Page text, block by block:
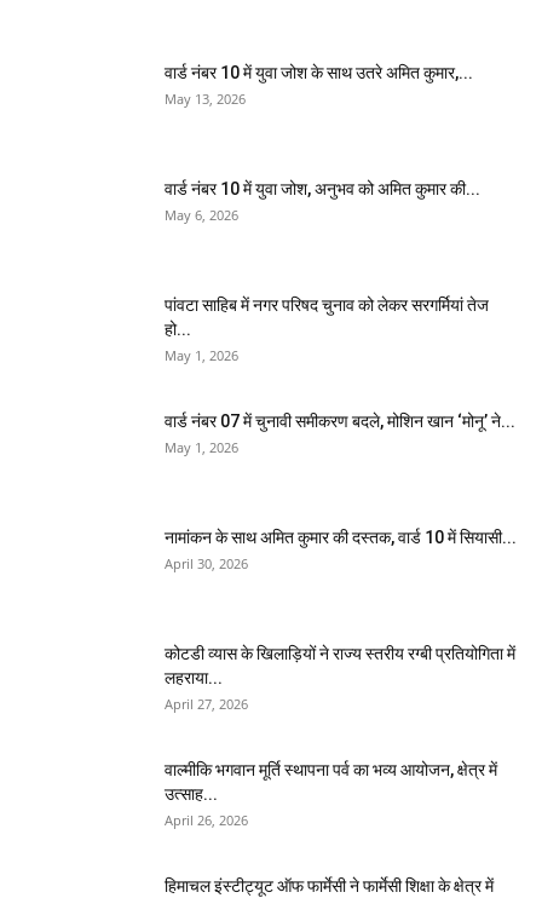
वार्ड नंबर 10 में युवा जोश के साथ उतरे अमित कुमार,...
May 13, 2026
वार्ड नंबर 10 में युवा जोश, अनुभव को अमित कुमार की...
May 6, 2026
पांवटा साहिब में नगर परिषद चुनाव को लेकर सरगर्मियां तेज
हो...
May 1, 2026
वार्ड नंबर 07 में चुनावी समीकरण बदले, मोशिन खान ‘मोनू’ ने...
May 1, 2026
नामांकन के साथ अमित कुमार की दस्तक, वार्ड 10 में सियासी...
April 30, 2026
कोटडी व्यास के खिलाड़ियों ने राज्य स्तरीय रग्बी प्रतियोगिता में
लहराया...
April 27, 2026
वाल्मीकि भगवान मूर्ति स्थापना पर्व का भव्य आयोजन, क्षेत्र में
उत्साह...
April 26, 2026
हिमाचल इंस्टीट्यूट ऑफ फार्मेसी ने फार्मेसी शिक्षा के क्षेत्र में